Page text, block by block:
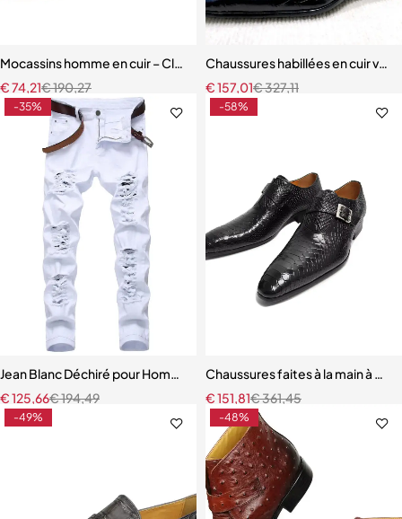
Mocassins homme en cuir – Classiques à pompons, confortables et
€190,27
€74,21
Chaussures habillées en cuir
€327,11
€157,01
-35%
Jean Blanc Déchiré pour Homme
€194,49
€125,66
-58%
Chaussures faites à la main à
€361,45
€151,81
-49% -48%